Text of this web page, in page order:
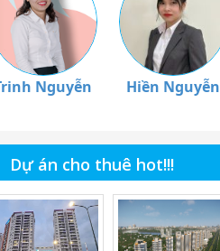
Nguyễn Hiền Nguyễn
Dự án cho thuê hot!!!